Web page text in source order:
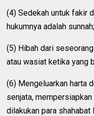
(4) Sedekah untuk fakir
hukumnya adalah sunnah;
(5) Hibah dari
atau wasiat ketika yang
(6) Mengeluarkan harta
senjata,
dilakukan para shahabat